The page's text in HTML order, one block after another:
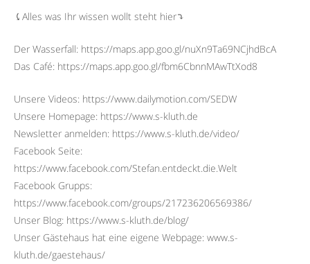
⤹Alles was Ihr wissen wollt steht hier⤵︎
Der Wasserfall: https://maps.app.goo.gl/nuXn9Ta69NCjhdBcA
Das Café: https://maps.app.goo.gl/fbm6CbnnMAwTtXod8
Unsere Videos: https://www.dailymotion.com/SEDW
Unsere Homepage: https://www.s-kluth.de
Newsletter anmelden: https://www.s-kluth.de/video/
Facebook Seite:
https://www.facebook.com/Stefan.entdeckt.die.Welt
Facebook Grupps:
https://www.facebook.com/groups/217236206569386/
Unser Blog: https://www.s-kluth.de/blog/
Unser Gästehaus hat eine eigene Webpage: www.s-
kluth.de/gaestehaus/